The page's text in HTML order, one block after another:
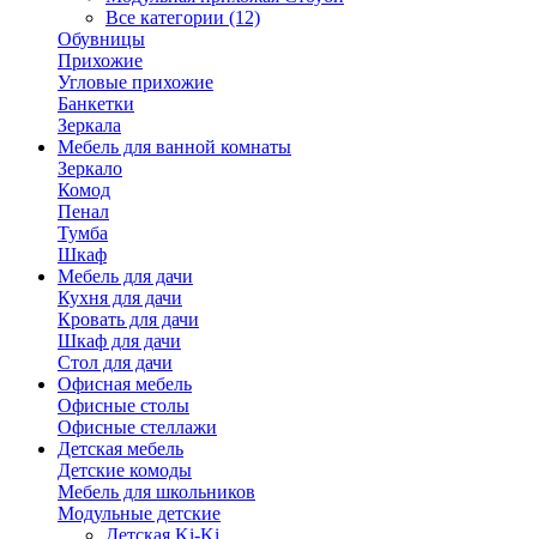
Все категории (12)
Обувницы
Прихожие
Угловые прихожие
Банкетки
Зеркала
Мебель для ванной комнаты
Зеркало
Комод
Пенал
Тумба
Шкаф
Мебель для дачи
Кухня для дачи
Кровать для дачи
Шкаф для дачи
Стол для дачи
Офисная мебель
Офисные столы
Офисные стеллажи
Детская мебель
Детские комоды
Мебель для школьников
Модульные детские
Детская Ki-Ki